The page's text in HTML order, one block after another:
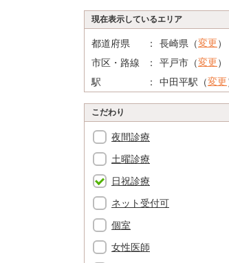
現在表示しているエリア
都道府県 長崎県（変更）
市区・路線
平戸市（変更）
駅
中田平駅（変更
こだわり
夜間診療
土曜診療
日祝診療
ネット受付可
個室
女性医師